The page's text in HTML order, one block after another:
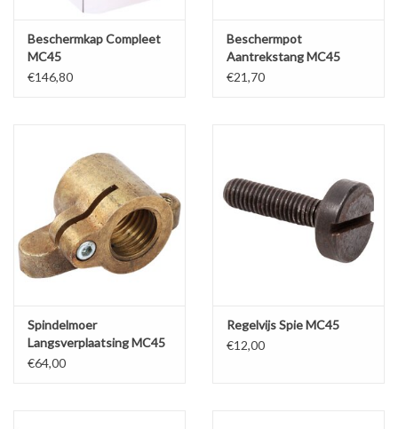
Beschermkap Compleet
MC45
€146,80
Beschermpot
Aantrekstang MC45
€21,70
Spindelmoer
Langsverplaatsing MC45
€64,00
Regelvijs Spie MC45
€12,00